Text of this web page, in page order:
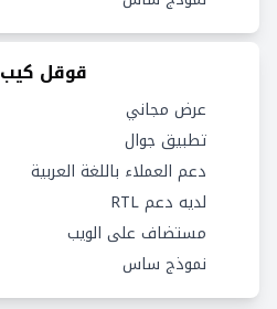
قوقل كيب
عرض مجاني
تطبيق جوال
دعم العملاء باللغة العربية
لديه دعم RTL
مستضاف على الويب
نموذج ساس